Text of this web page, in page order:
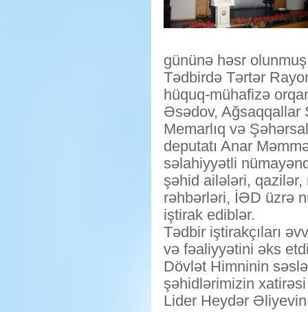
gününə həsr
Tədbirdə Tərtər
hüquq-mühafizə
Əsədov, Ağsaqqallar
Memarlıq və
deputatı Anar
səlahiyyətli
şəhid ailələri, qazilər,
rəhbərləri, İƏD üzrə
iştirak ediblər.
Tədbir iştirakçıları
və fəaliyyətini əks
Dövlət Himninin
şəhidlərimizin
Lider Heydər